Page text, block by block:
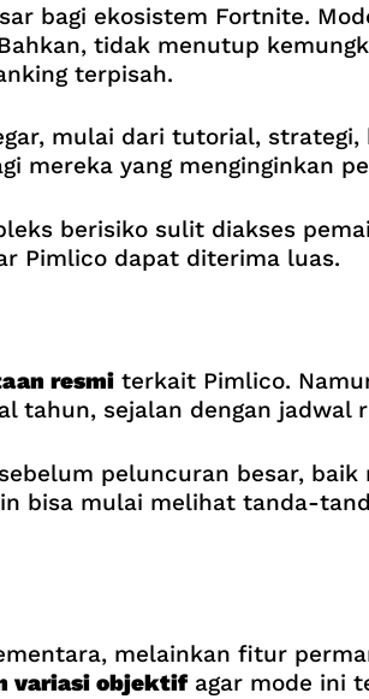
bagi ekosistem Fortnite.
tidak menutup
terpisah.
mulai dari tutorial, strategi,
mereka yang menginginkan
berisiko sulit diakses
Pimlico dapat diterima luas.
resmiterkait Pimlico.
tahun, sejalan dengan jadwal
peluncuran besar,
bisa mulai melihat tanda-
melainkan fitur
variasi objektifagar mode ini